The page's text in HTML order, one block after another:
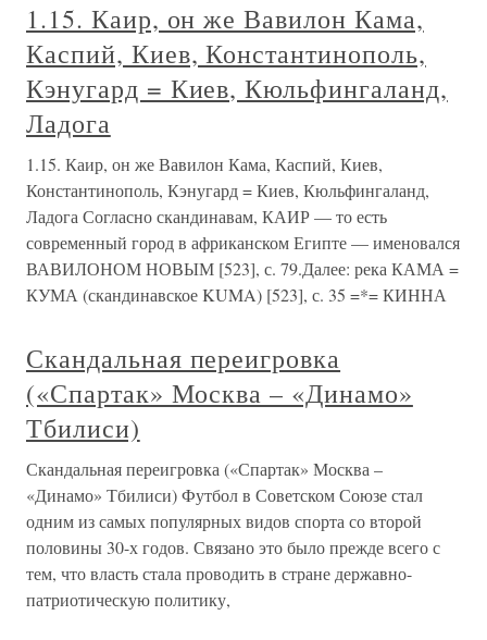
1.15. Каир, он же Вавилон Кама,
Каспий, Киев, Константинополь,
Кэнугард = Киев, Кюльфингаланд,
Ладога
1.15. Каир, он же Вавилон Кама, Каспий, Киев,
Константинополь, Кэнугард = Киев, Кюльфингаланд,
Ладога Согласно скандинавам, КАИР — то есть
современный город в африканском Египте — именовался
ВАВИЛОНОМ НОВЫМ [523], с. 79.Далее: река КАМА =
КУМА (скандинавское KUMA) [523], с. 35 =*= КИННА
Скандальная переигровка
(«Спартак» Москва – «Динамо»
Тбилиси)
Скандальная переигровка («Спартак» Москва –
«Динамо» Тбилиси) Футбол в Советском Союзе стал
одним из самых популярных видов спорта со второй
половины 30-х годов. Связано это было прежде всего с
тем, что власть стала проводить в стране державно-
патриотическую политику,